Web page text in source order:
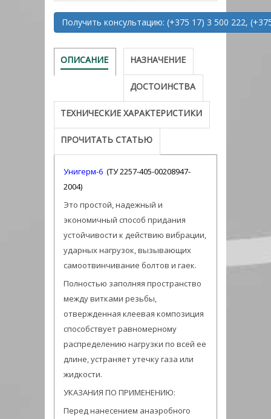
Получить консультацию: (+375 17) 3 500 222,
ОПИСАНИЕ НАЗНАЧЕНИЕ
ДОСТОИНСТВА
ТЕХНИЧЕСКИЕ ХАРАКТЕРИСТИКИ
ПРОЧИТАТЬ СТАТЬЮ
Унигерм-6 (ТУ 2257-405-00208947-
2004)
Это простой, надежный и
экономичный способ придания
устойчивости к действию вибрации,
ударных нагрузок, вызывающих
самоотвинчивание болтов и гаек.
Полностью заполняя пространство
между витками резьбы,
отвержденная клеевая композиция
способствует равномерному
распределению нагрузки по всей ее
длине, устраняет утечку газа или
жидкости.
УКАЗАНИЯ ПО ПРИМЕНЕНИЮ:
Перед нанесением анаэробного